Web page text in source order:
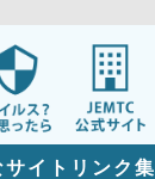
サイトリンク集